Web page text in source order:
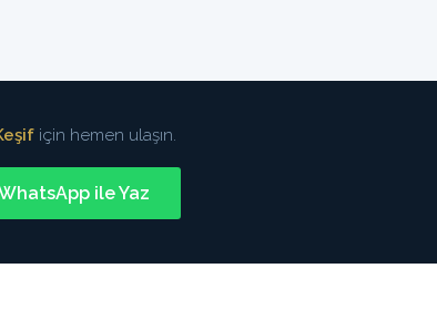
için hemen ulaşın.
ile Yaz